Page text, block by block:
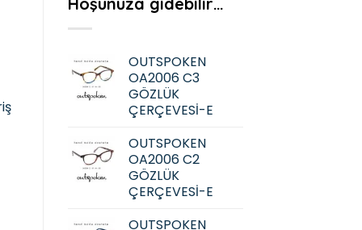
OUTSPOKEN
OA2006 C3
GÖZLÜK
ÇERÇEVESİ-E
OUTSPOKEN
OA2006 C2
GÖZLÜK
ÇERÇEVESİ-E
OUTSPOKEN